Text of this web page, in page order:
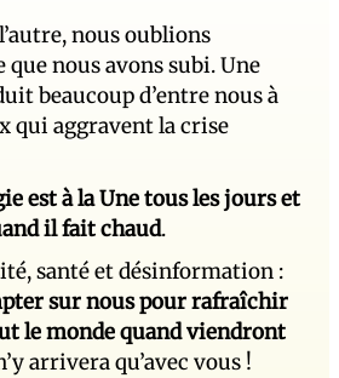
nous oublions
nous avons subi. Une
beaucoup d’entre nous à
qui aggravent la crise
est à la Une tous les jours et
il fait chaud.
santé et désinformation :
sur nous pour rafraîchir
le monde quand viendront
arrivera qu’avec vous !